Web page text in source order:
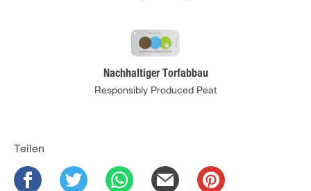
Nachhaltiger Torfabbau
Responsibly Produced Peat
Teilen